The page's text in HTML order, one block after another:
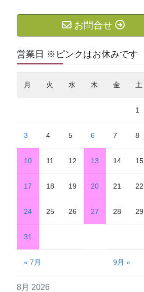
お問合せ
営業日 ※ピンクはお休みです
8月 2026
月 火 水 木 金 土
1
3 4 5 6 7 8
10 11 12 13 14 15
17 18 19 20 21 22
24 25 26 27 28 29
31
« 7月 9月 »